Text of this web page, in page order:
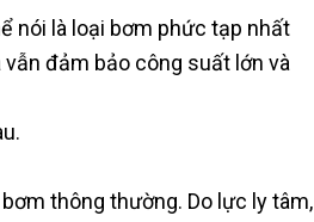
nói là loại bơm phức tạp nhất
đảm bảo công suất lớn và
thông thường. Do lực ly tâm,